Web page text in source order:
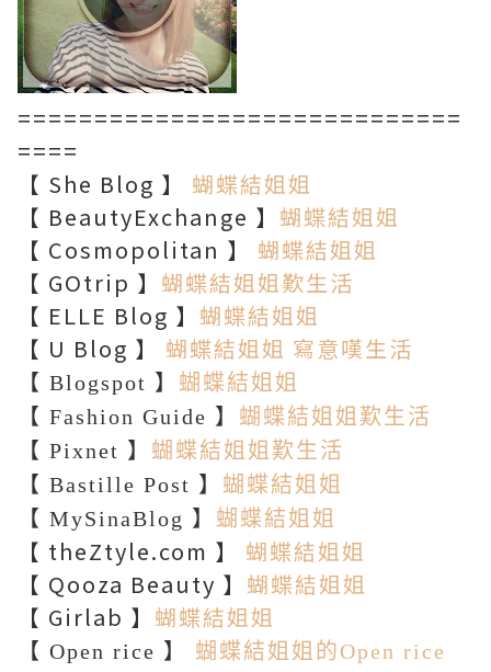
=============================
====
【 She Blog 】 蝴蝶結姐姐
【 BeautyExchange 】 蝴蝶結姐姐
【 Cosmopolitan 】 蝴蝶結姐姐
【 GOtrip 】 蝴蝶結姐姐歎生活
【 ELLE Blog 】 蝴蝶結姐姐
【 U Blog 】 蝴蝶結姐姐 寫意嘆生活
【 Blogspot 】 蝴蝶結姐姐
【 Fashion Guide 】 蝴蝶結姐姐歎生活
【 Pixnet 】 蝴蝶結姐姐歎生活
【 Bastille Post 】 蝴蝶結姐姐
【 MySinaBlog 】 蝴蝶結姐姐
【 theZtyle.com 】 蝴蝶結姐姐
【 Qooza Beauty 】 蝴蝶結姐姐
【 Girlab 】 蝴蝶結姐姐
【 Open rice 】 蝴蝶結姐姐的Open rice